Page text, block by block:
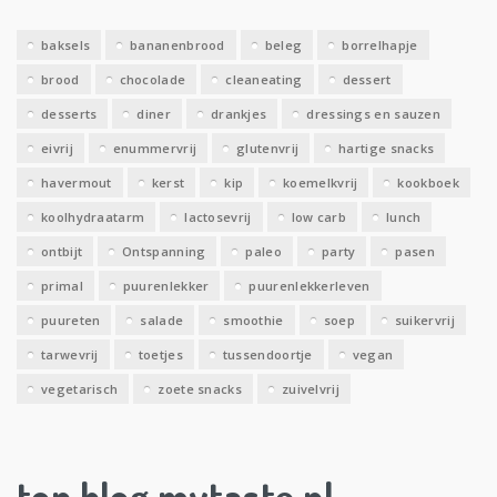
baksels bananenbrood beleg borrelhapje
brood chocolade cleaneating dessert
desserts diner drankjes dressings en sauzen
eivrij enummervrij glutenvrij hartige snacks
havermout kerst kip koemelkvrij kookboek
koolhydraatarm lactosevrij low carb lunch
ontbijt Ontspanning paleo party pasen
primal puurenlekker puurenlekkerleven
puureten salade smoothie soep suikervrij
tarwevrij toetjes tussendoortje vegan
vegetarisch zoete snacks zuivelvrij